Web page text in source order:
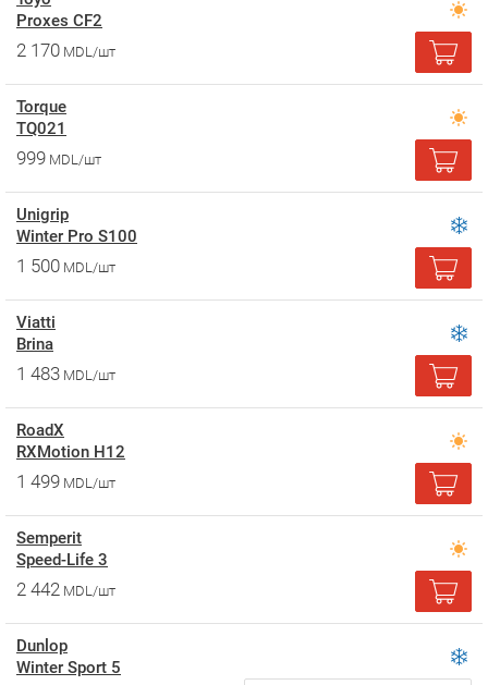
Proxes CF2
2 170 MDL/шт
Torque
TQ021
999 MDL/шт
Unigrip
Winter Pro S100
1 500 MDL/шт
Viatti
Brina
1 483 MDL/шт
RoadX
RXMotion H12
1 499 MDL/шт
Semperit
Speed-Life 3
2 442 MDL/шт
Dunlop
Winter Sport 5